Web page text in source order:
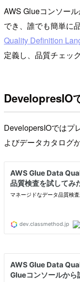
AWS Glueコンソー
でき、誰でも簡単に
Quality Definition
定義し、品質チェッ
DevelopresIO
DevelopersIOではプ
よびデータカタログ